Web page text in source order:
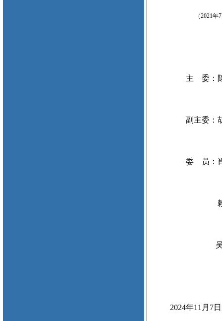
（2021
主 委：陈
副主委
委 员
吴晓志（
2024年11月7